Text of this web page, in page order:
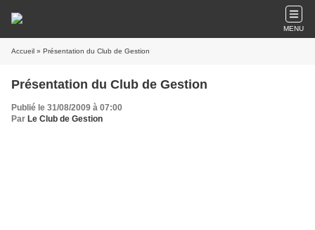
MENU
Accueil » Présentation du Club de Gestion
Présentation du Club de Gestion
Publié le 31/08/2009 à 07:00
Par Le Club de Gestion